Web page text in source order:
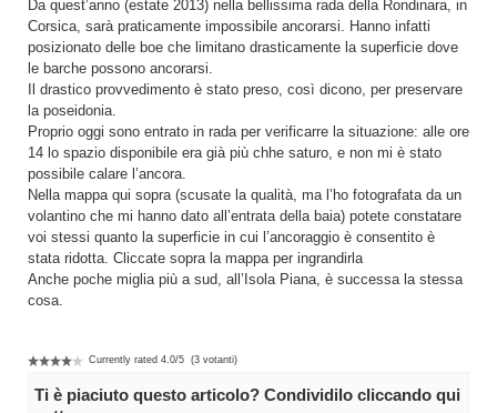
Da quest’anno (estate 2013) nella bellissima rada della Rondinara, in
Corsica, sarà praticamente impossibile ancorarsi. Hanno infatti
posizionato delle boe che limitano drasticamente la superficie dove
le barche possono ancorarsi.
Il drastico provvedimento è stato preso, così dicono, per preservare
la poseidonia.
Proprio oggi sono entrato in rada per verificarre la situazione: alle ore
14 lo spazio disponibile era già più chhe saturo, e non mi è stato
possibile calare l’ancora.
Nella mappa qui sopra (scusate la qualità, ma l’ho fotografata da un
volantino che mi hanno dato all’entrata della baia) potete constatare
voi stessi quanto la superficie in cui l’ancoraggio è consentito è
stata ridotta. Cliccate sopra la mappa per ingrandirla
Anche poche miglia più a sud, all’Isola Piana, è successa la stessa
cosa.
Currently rated 4.0/5 (3 votanti)
Ti è piaciuto questo articolo? Condividilo cliccando qui